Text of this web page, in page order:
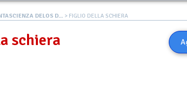
DELOS D... > FIGLIO DELLA SCHIERA
schiera